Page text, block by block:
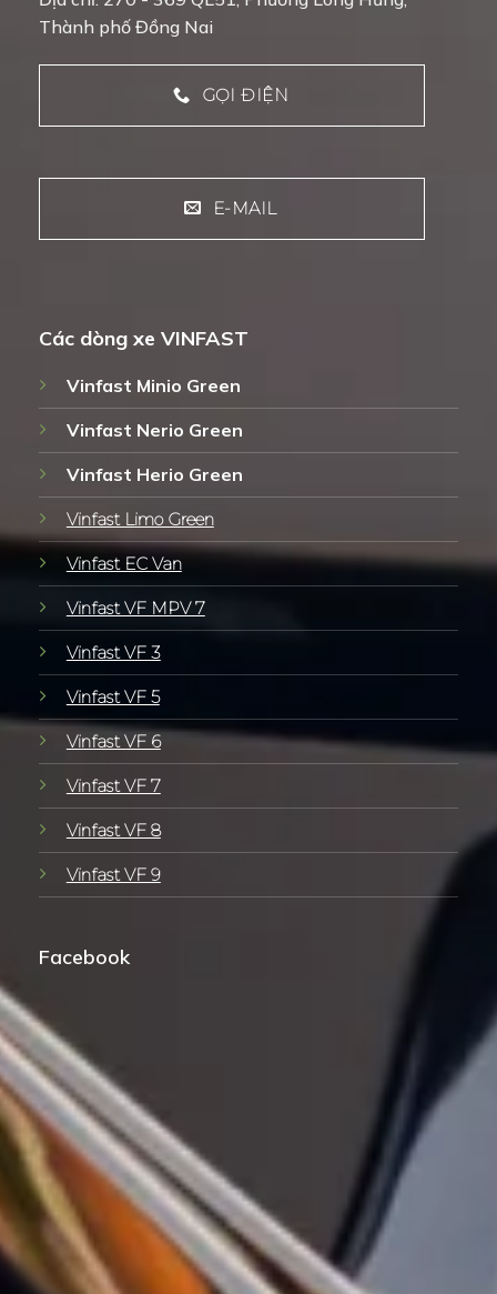
Thành phố Đồng Nai
GỌI ĐIỆN
E-MAIL
Các dòng xe VINFAST
Vinfast Minio Green
Vinfast Nerio Green
Vinfast Herio Green
Vinfast Limo Green
Vinfast EC Van
Vinfast VF MPV 7
Vinfast VF 3
Vinfast VF 5
Vinfast VF 6
Vinfast VF 7
Vinfast VF 8
Vinfast VF 9
Facebook